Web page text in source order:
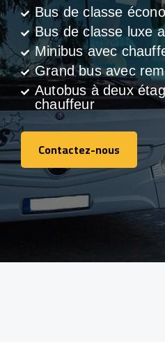
Bus de classe
Bus de classe luxe
Minibus avec
Grand bus avec
Autobus à deux
chauffeur
Contactez-nous
Contactez-nous